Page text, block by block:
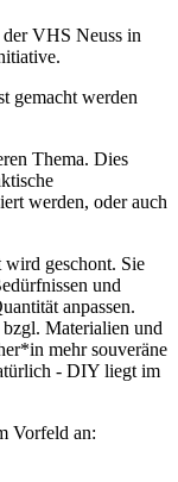
VHS Neuss in
gemacht werden
Thema. Dies
werden, oder auch
geschont. Sie
und
anpassen.
Materialien und
mehr souveräne
- DIY liegt im
Vorfeld an: